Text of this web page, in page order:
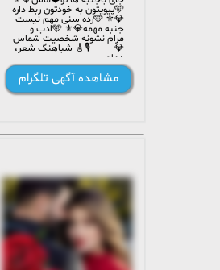
🩵پیویتون به خودتون ربط داره
💎⚜️ 🩵رده سنی مهم نیست
جنبه مهمه💎⚜️ 🩵ادب و
مرام نشونه شخصیت شماس
💎 🎙🎸 شباهنگ شعر،
دڪلمہ
آواز،تقلیدصدا،خوانندگی..اینجا
پاتوق هنرمنداس✌️ 🎼🎤🎧
مشاهده آگهی تلگرام